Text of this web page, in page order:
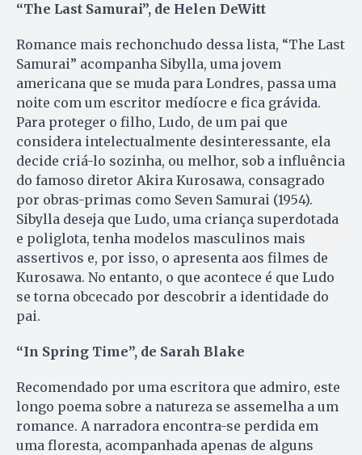
“The Last Samurai”, de Helen DeWitt
Romance mais rechonchudo dessa lista, “The Last
Samurai” acompanha Sibylla, uma jovem
americana que se muda para Londres, passa uma
noite com um escritor medíocre e fica grávida.
Para proteger o filho, Ludo, de um pai que
considera intelectualmente desinteressante, ela
decide criá-lo sozinha, ou melhor, sob a influência
do famoso diretor Akira Kurosawa, consagrado
por obras-primas como Seven Samurai (1954).
Sibylla deseja que Ludo, uma criança superdotada
e poliglota, tenha modelos masculinos mais
assertivos e, por isso, o apresenta aos filmes de
Kurosawa. No entanto, o que acontece é que Ludo
se torna obcecado por descobrir a identidade do
pai.
“In Spring Time”, de Sarah Blake
Recomendado por uma escritora que admiro, este
longo poema sobre a natureza se assemelha a um
romance. A narradora encontra-se perdida em
uma floresta, acompanhada apenas de alguns